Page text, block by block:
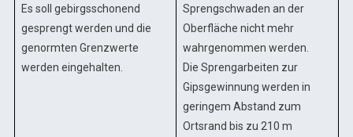
Es soll gebirgsschonend
gesprengt werden und die
genormten Grenzwerte
werden eingehalten.
Sprengschwaden an der
Oberfläche nicht mehr
wahrgenommen werden.
Die Sprengarbeiten zur
Gipsgewinnung werden in
geringem Abstand zum
Ortsrand bis zu 210 m